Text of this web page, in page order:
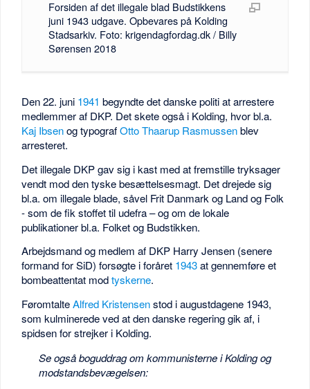
Forsiden af det illegale blad Budstikkens
juni 1943 udgave. Opbevares på Kolding
Stadsarkiv. Foto: krigendagfordag.dk / Billy
Sørensen 2018
Den 22. juni 1941 begyndte det danske politi at arrestere
medlemmer af DKP. Det skete også i Kolding, hvor bl.a.
Kaj Ibsenog typografOtto Thaarup Rasmussenblev
arresteret.
Det illegale DKP gav sig i kast med at fremstille tryksager
vendt mod den tyske besættelsesmagt. Det drejede sig
bl.a. om illegale blade, såvel Frit Danmark og Land og Folk
- som de fik stoffet til udefra – og om de lokale
publikationer bl.a. Folket og Budstikken.
Arbejdsmand og medlem af DKP Harry Jensen (senere
formand for SiD) forsøgte i foråret 1943at gennemføre et
bombeattentat modtyskerne.
FøromtalteAlfred Kristensenstod i augustdagene 1943,
som kulminerede ved at den danske regering gik af, i
spidsen for strejker i Kolding.
Se også boguddrag om kommunisterne i Kolding og
modstandsbevægelsen: